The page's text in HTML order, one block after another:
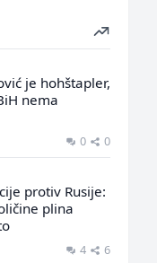
je hohštapler,
nema
0 0
protiv Rusije:
plina
4 6